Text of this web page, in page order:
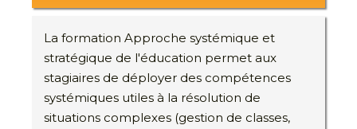
La formation Approche systémique et
stratégique de l'éducation permet aux
stagiaires de déployer des compétences
systémiques utiles à la résolution de
situations complexes (gestion de classes,